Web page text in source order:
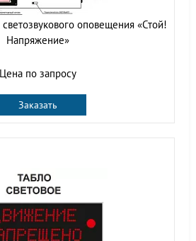
оповещения «Стой!
Напряжение»
Цена по запросу
Заказать